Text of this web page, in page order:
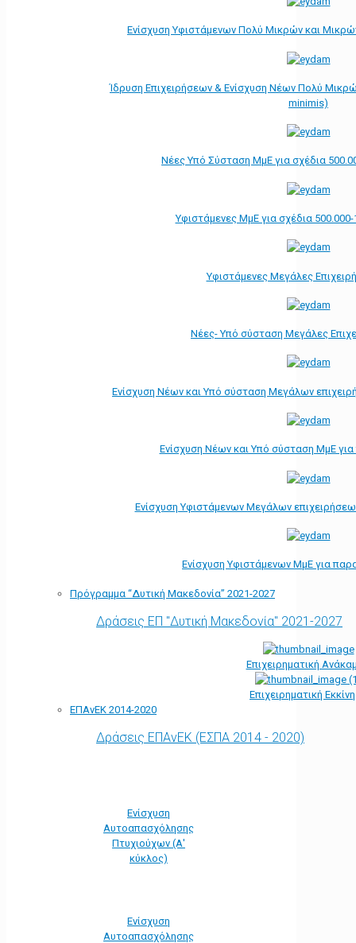
Ενίσχυση Υφιστάμενων Πολύ Μικρών και
Ίδρυση Επιχειρήσεων & Ενίσχυση Νέων Πολύ
minimis)
Νέες Υπό Σύσταση ΜμΕ για σχέδια
Υφιστάμενες ΜμΕ για σχέδια
Υφιστάμενες Μεγάλες
Νέες- Υπό σύσταση Μεγάλες
Ενίσχυση Νέων και Υπό σύσταση Μεγάλων
Ενίσχυση Νέων και Υπό σύσταση ΜμΕ
Ενίσχυση Υφιστάμενων Μεγάλων
Ενίσχυση Υφιστάμενων ΜμΕ για
Πρόγραμμα “Δυτική Μακεδονία” 2021-2027
Δράσεις ΕΠ "Δυτική Μακεδονία" 2021-2027
Επιχειρηματική
Επιχειρηματική
ΕΠΑνΕΚ 2014-2020
Δράσεις ΕΠΑνΕΚ (ΕΣΠΑ 2014 - 2020)
Ενίσχυση
Αυτοαπασχόλησης
Πτυχιούχων (Α'
κύκλος)
Ενίσχυση
Αυτοαπασχόλησης